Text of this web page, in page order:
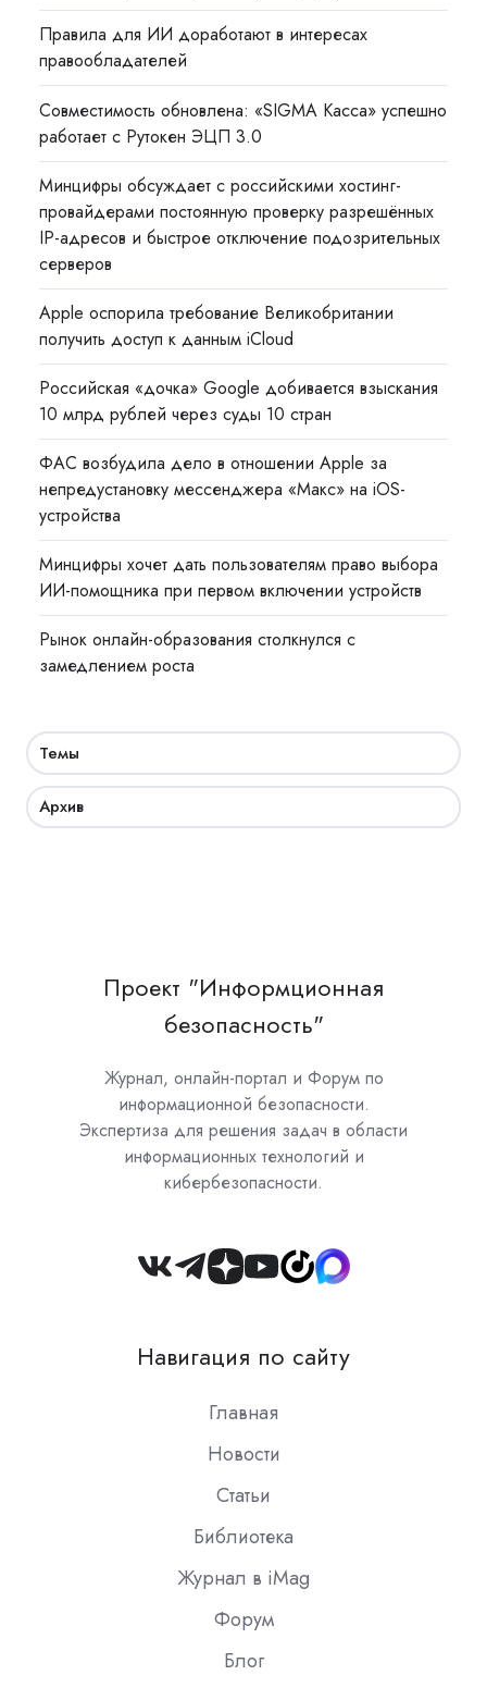
Правила для ИИ доработают в интересах
правообладателей
Совместимость обновлена: «SIGMA Касса» успешно
работает с Рутокен ЭЦП 3.0
Минцифры обсуждает с российскими хостинг-
провайдерами постоянную проверку разрешённых
IP-адресов и быстрое отключение подозрительных
серверов
Apple оспорила требование Великобритании
получить доступ к данным iCloud
Российская «дочка» Google добивается взыскания
10 млрд рублей через суды 10 стран
ФАС возбудила дело в отношении Apple за
непредустановку мессенджера «Макс» на iOS-
устройства
Минцифры хочет дать пользователям право выбора
ИИ-помощника при первом включении устройств
Рынок онлайн-образования столкнулся с
замедлением роста
Темы
Архив
Проект "Информционная
безопасность"
Журнал, онлайн-портал и Форум по
информационной безопасности.
Экспертиза для решения задач в области
информационных технологий и
кибербезопасности.
Join
Slack
Навигация по сайту
Главная
Новости
Статьи
Библиотека
Журнал в iMag
Форум
Блог